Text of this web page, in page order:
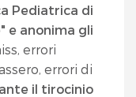
Pediatrica di
e anonima gli
errori
errori di
il tirocinio